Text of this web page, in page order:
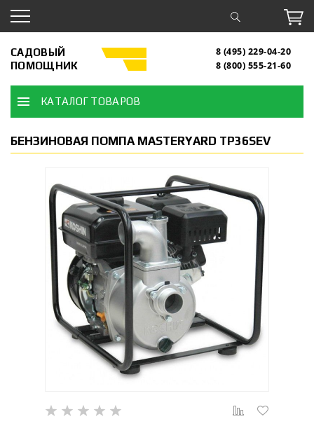
САДОВЫЙ
ПОМОЩНИК
8 (495) 229-04-20
8 (800) 555-21-60
КАТАЛОГ ТОВАРОВ
БЕНЗИНОВАЯ ПОМПА MASTERYARD TP36SEV